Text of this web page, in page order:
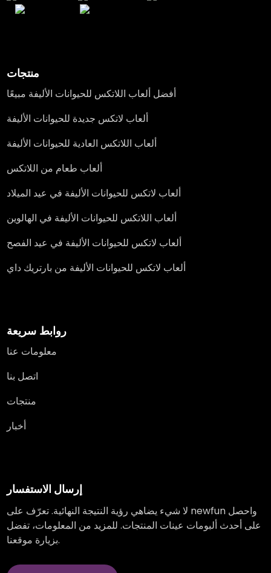
منتجات
أفضل ألعاب اللاتكس للحيوانات الأليفة مبيعًا
ألعاب لاتكس جديدة للحيوانات الأليفة
ألعاب اللاتكس العادية للحيوانات الأليفة
ألعاب طعام من اللاتكس
ألعاب لاتكس للحيوانات الأليفة في عيد الميلاد
ألعاب اللاتكس للحيوانات الأليفة في الهالوين
ألعاب لاتكس للحيوانات الأليفة في عيد الفصح
ألعاب لاتكس للحيوانات الأليفة من بارتريك داي
روابط سريعة
معلومات عنا
اتصل بنا
منتجات
أخبار
إرسال الاستفسار
لا شيء يضاهي رؤية النتيجة النهائية. تعرّف على newfun واحصل
على أحدث ألبومات عينات المنتجات. للمزيد من المعلومات، تفضل
بزيارة موقعنا.